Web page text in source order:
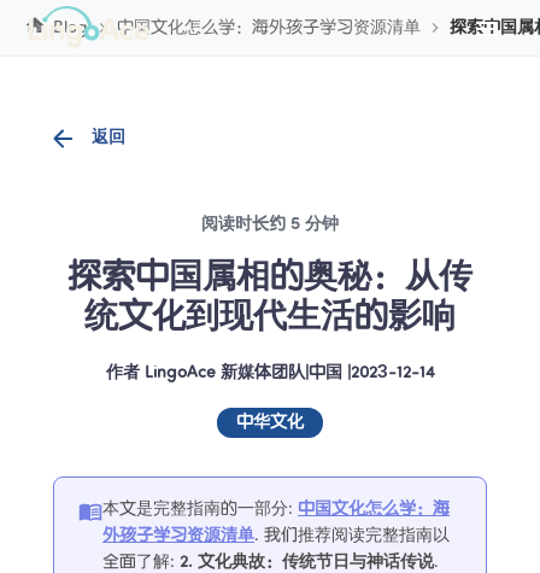
Blog 中国文化怎么学：海外孩子学习资源清单 探索中国属
返回
阅读时长约 5 分钟
探索中国属相的奥秘：从传
统文化到现代生活的影响
作者 LingoAce 新媒体团队| 中国 2023-12-14
中华文化
本文是完整指南的一部分: 中国文化怎么学：海
外孩子学习资源清单. 我们推荐阅读完整指南以
全面了解: 2. 文化典故：传统节日与神话传说.
Cookie管理